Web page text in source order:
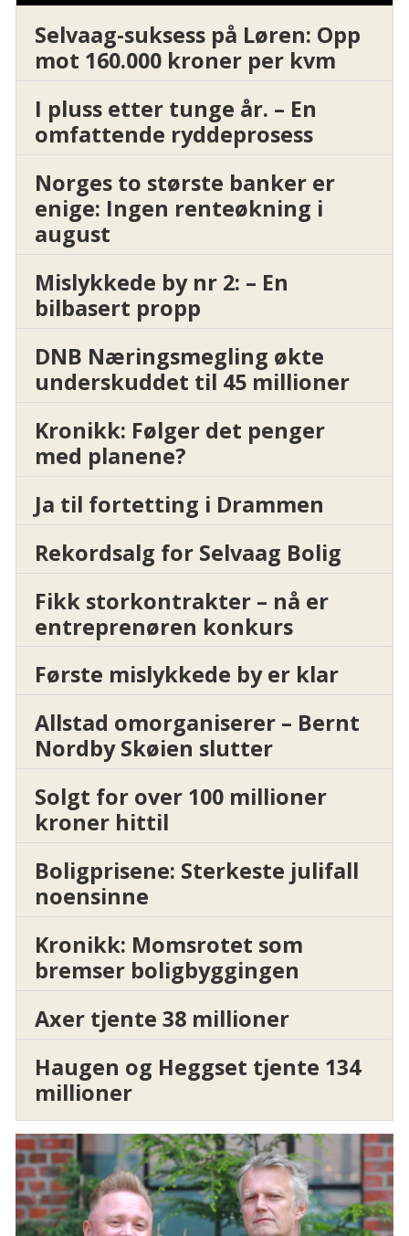
Selvaag-suksess på Løren: Opp
mot 160.000 kroner per kvm
I pluss etter tunge år. – En
omfattende ryddeprosess
Norges to største banker er
enige: Ingen renteøkning i
august
Mislykkede by nr 2: – En
bilbasert propp
DNB Næringsmegling økte
underskuddet til 45 millioner
Kronikk: Følger det penger
med planene?
Ja til fortetting i Drammen
Rekordsalg for Selvaag Bolig
Fikk storkontrakter – nå er
entreprenøren konkurs
Første mislykkede by er klar
Allstad omorganiserer – Bernt
Nordby Skøien slutter
Solgt for over 100 millioner
kroner hittil
Boligprisene: Sterkeste julifall
noensinne
Kronikk: Momsrotet som
bremser boligbyggingen
Axer tjente 38 millioner
Haugen og Heggset tjente 134
millioner